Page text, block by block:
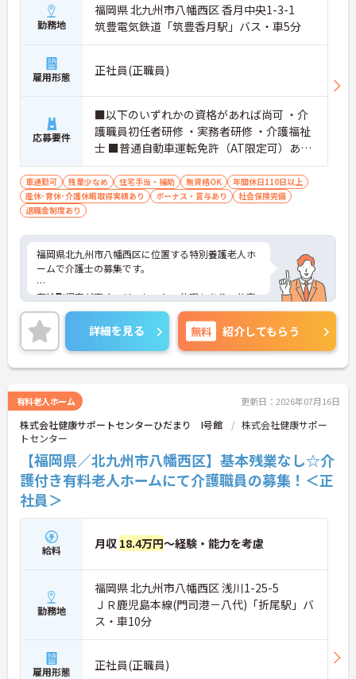
勤務地
福岡県 北九州市八幡西区 香月中央1-3-1
筑豊電気鉄道「筑豊香月駅」バス・車5分
雇用形態 正社員(正職員)
応募要件
■以下のいずれかの資格があれば尚可 ・介
護職員初任者研修 ・実務者研修 ・介護福祉
士 ■普通自動車運転免許（AT限定可）あれ
ば尚可 ■介護職の経験があれば尚可
車通勤可 残業少なめ 住宅手当・補助 無資格OK
年間休日110日以上
産休･育休･介護休暇取得実績あり
ボーナス・賞与あり
社会保険完備
退職金制度あり
福岡県北九州市八幡西区に位置する特別養護老人ホ
ームで介護士の募集です。
有給取得率が高く、リフレッシュ休暇もあり、仕事
とプライベートの両立を目指せる環境です。賞与は
過去実績3.5ヶ月分支給されており、各種手当も充実
しています。資格取得支援制度もあり、長期的なキ
ャリア形成を目指したい方にもおすすめです。
■ プライベートも大切に働ける環境
仕事と生活の両立を目指しやすい環境です
・年間休日110日
・リフレッシュ休暇あり
→ しっかり休みながら無理なく働ける環境です♪
■ 手厚い待遇で安定収入を実現
安心して長く働き続けやすい職場です
・賞与計3.5ヶ月実績
・夜勤手当1回7,000円
・住宅手当や扶養手当あり
→ 頑張りが収入につながりやすい環境です♪
■ 成長を応援するサポート体制
スキルアップを目指しやすい職場です
詳細を見る 無料 紹介してもらう
有料老人ホーム 更新日：2026年07月16日
株式会社健康サポートセンターひだまり I号館
株式会社健康サポー
トセンター
【福岡県／北九州市八幡西区】基本残業なし☆介
護付き有料老人ホームにて介護職員の募集！＜正
社員＞
給料 月収 18.4万円～経験・能力を考慮
勤務地
福岡県 北九州市八幡西区 浅川1-25-5
ＪＲ鹿児島本線(門司港－八代)「折尾駅」バ
ス・車10分
雇用形態 正社員(正職員)